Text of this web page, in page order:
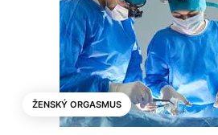
ŽENSKÝ ORGASMUS